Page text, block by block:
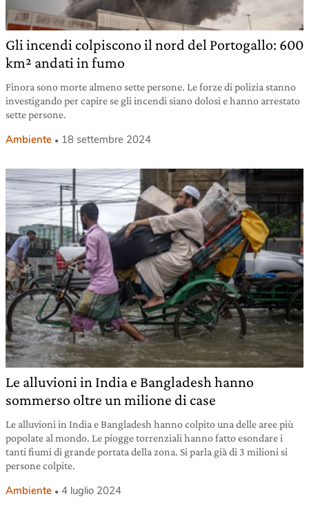
Gli incendi colpiscono il nord del Portogallo: 600
km² andati in fumo
Finora sono morte almeno sette persone. Le forze di polizia stanno
investigando per capire se gli incendi siano dolosi e hanno arrestato
sette persone.
Ambiente 18 settembre 2024
Le alluvioni in India e Bangladesh hanno
sommerso oltre un milione di case
Le alluvioni in India e Bangladesh hanno colpito una delle aree più
popolate al mondo. Le piogge torrenziali hanno fatto esondare i
tanti fiumi di grande portata della zona. Si parla già di 3 milioni si
persone colpite.
Ambiente 4 luglio 2024